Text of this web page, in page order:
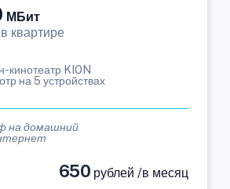
МБит
квартире
кинотеатр KION
на 5 устройствах
на домашний
650 рублей /в месяц